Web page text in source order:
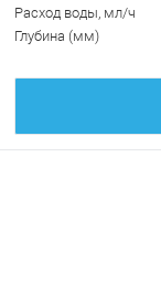
Расход воды, мл/ч
Глубина (мм)